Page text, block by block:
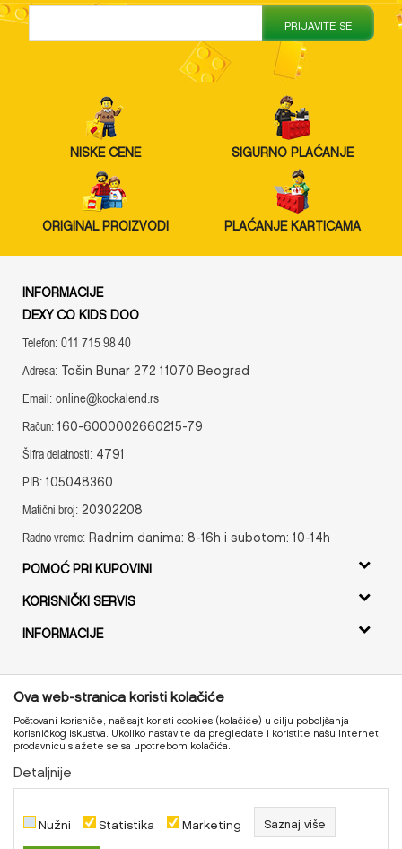
PRIJAVITE SE
NISKE CENE SIGURNO PLAĆANJE
ORIGINAL PROIZVODI PLAĆANJE KARTICAMA
INFORMACIJE
DEXY CO KIDS DOO
Telefon: 011 715 98 40
Adresa: Tošin Bunar 272 11070 Beograd
Email: online@kockalend.rs
Račun: 160-6000002660215-79
Šifra delatnosti: 4791
PIB: 105048360
Matični broj: 20302208
Radno vreme: Radnim danima: 8-16h i subotom: 10-14h
POMOĆ PRI KUPOVINI
Uslovi korišćenja i prodaje
Uputstvo za Online kupovinu
KORISNIČKI SERVIS
Isporuka
Povrat novca
Reklamacije
Pravo na odustajanje
Pregled statusa porudžbine
INFORMACIJE
Kontakt
Proizvode na sajtu nastojimo da opišemo što je preciznije
moguće, ali ne možemo garantovati da su svi podaci i
fotografije, navedeni u okrviru proizvoda, u potpunosti
kompletni i bez grešaka.
Ova web-stranica koristi kolačiće
Poštovani korisniče, naš sajt koristi cookies (kolačiće) u cilju poboljšanja
korisničkog iskustva. Ukoliko nastavite da pregledate i koristite našu Internet
prodavnicu slažete se sa upotrebom kolačića.
Detaljnije
Nužni Statistika Marketing Saznaj više